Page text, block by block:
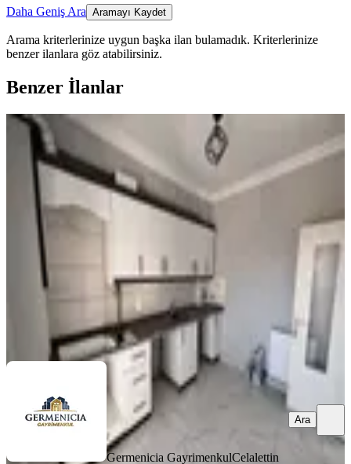
Daha Geniş Ara Aramayı Kaydet
Arama kriterlerinize uygun başka ilan bulamadık. Kriterlerinize
benzer ilanlara göz atabilirsiniz.
Benzer İlanlar
YENİ
Germenıcıa'dan Ballıca Mh.de
Manzaralı Kiralık 2+1 Daire
Dulkadiroğlu, Ballıca Mahallesi
95 m²·4. Kat·
Celalettin Yarpuz
Germenicia GayrimenkulCelalettin
Ara